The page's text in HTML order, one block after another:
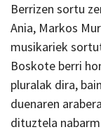
Berrizen sortu
Ania, Markos
musikariek
Boskote berri
pluralak dira,
duenaren
dituztela